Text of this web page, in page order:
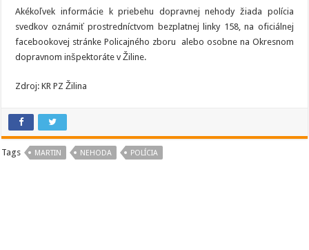
Akékoľvek informácie k priebehu dopravnej nehody žiada polícia
svedkov oznámiť prostredníctvom bezplatnej linky 158, na oficiálnej
facebookovej stránke Policajného zboru alebo osobne na Okresnom
dopravnom inšpektoráte v Žiline.
Zdroj: KR PZ Žilina
Tags MARTIN NEHODA POLÍCIA